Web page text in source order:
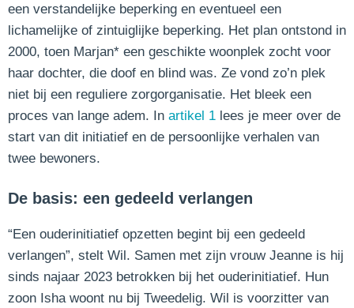
een verstandelijke beperking en eventueel een
lichamelijke of zintuiglijke beperking. Het plan ontstond in
2000, toen Marjan* een geschikte woonplek zocht voor
haar dochter, die doof en blind was. Ze vond zo’n plek
niet bij een reguliere zorgorganisatie. Het bleek een
proces van lange adem. In artikel 1 lees je meer over de
start van dit initiatief en de persoonlijke verhalen van
twee bewoners.
De basis: een gedeeld verlangen
“Een ouderinitiatief opzetten begint bij een gedeeld
verlangen”, stelt Wil. Samen met zijn vrouw Jeanne is hij
sinds najaar 2023 betrokken bij het ouderinitiatief. Hun
zoon Isha woont nu bij Tweedelig. Wil is voorzitter van